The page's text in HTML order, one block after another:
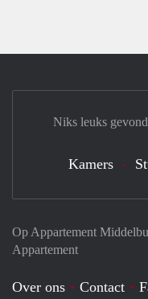
Op Appartement
Appartement
Over ons Contact
Niks leuks
Kamers